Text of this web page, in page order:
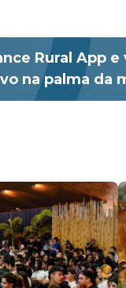
Rural App
na palma da